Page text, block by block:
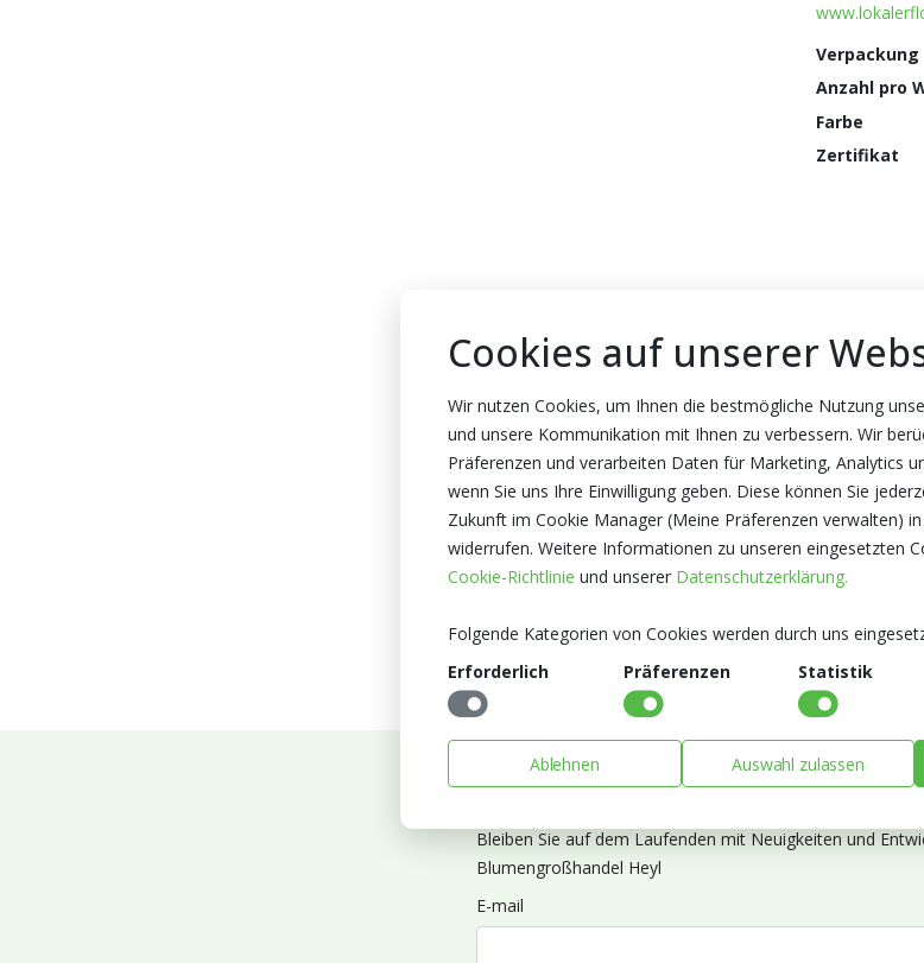
Verpackung
Anzahl pro
Farbe
Zertifikat
Bleiben Sie auf dem Laufenden mit Neuigkeiten und
Blumengroßhandel Heyl
E-mail
Cookies auf unserer
Wir nutzen Cookies, um Ihnen die bestmögliche Nutzung
und unsere Kommunikation mit Ihnen zu verbessern. Wir
Präferenzen und verarbeiten Daten für Marketing, Analytics
wenn Sie uns Ihre Einwilligung geben. Diese können Sie
Zukunft im Cookie Manager (Meine Präferenzen verwalten)
widerrufen. Weitere Informationen zu unseren eingesetzten
Cookie-Richtlinie und unserer Datenschutzerklärung.
Folgende Kategorien von Cookies werden durch uns
Erforderlich
Präferenzen Statistik
Ablehnen Auswahl zulassen